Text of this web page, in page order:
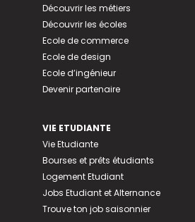
Découvrir les métiers
Découvrir les écoles
Ecole de commerce
Ecole de design
Ecole d’ingénieur
Devenir partenaire
VIE ETUDIANTE
Vie Etudiante
Bourses et prêts étudiants
Logement Etudiant
Jobs Etudiant et Alternance
Trouve ton job saisonnier